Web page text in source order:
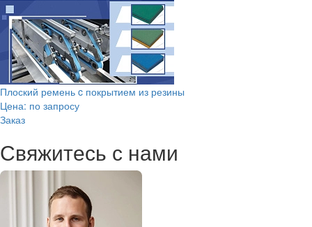
Плоский ремень c покрытием из резины
Цена: по запросу
Заказ
Свяжитесь с нами